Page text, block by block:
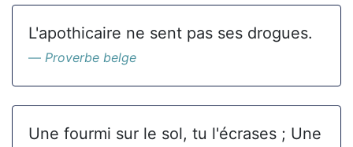
L'apothicaire ne sent pas ses drogues.
Proverbe belge
Une fourmi sur le sol, tu l'écrases ; Une